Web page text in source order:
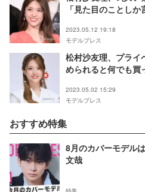
「見た目のことし
2023.05.12 19:18
モデルプレス
松村沙友理、プライ
められると何でも買
2023.05.02 15:29
モデルプレス
おすすめ特集
8月のカバーモデル
文哉